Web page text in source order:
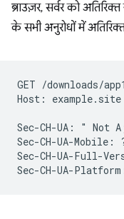
ब्राउज़र, सर्वर को
के सभी अनुरोधों में
GET /downloads/
Host: example.site
Sec-CH-UA: " Not
Sec-CH-UA-Mobile:
Sec-CH-UA-Full-